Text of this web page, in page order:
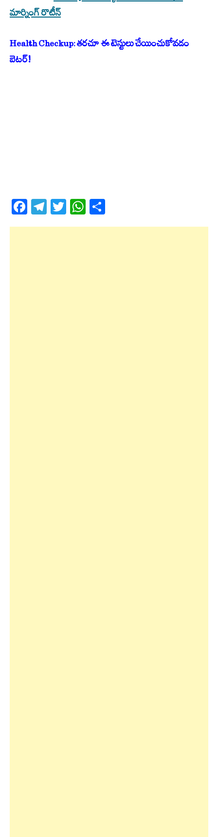
మార్నింగ్ రొటీన్‌
Health Checkup: తరచూ ఈ టెస్టులు చేయించుకోవడం
బెటర్!
Facebook
Telegram
TwitterWhatsApp